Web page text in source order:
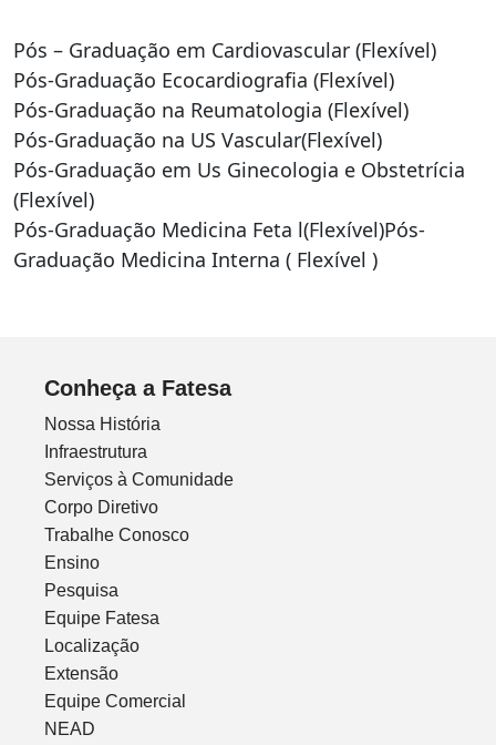
Pós – Graduação em Cardiovascular (Flexível)
Pós-Graduação Ecocardiografia (Flexível)
Pós-Graduação na Reumatologia (Flexível)
Pós-Graduação na US Vascular(Flexível)
Pós-Graduação em Us Ginecologia e Obstetrícia
(Flexível)
Pós-Graduação Medicina Feta l(Flexível)Pós-
Graduação Medicina Interna ( Flexível )
Conheça a Fatesa
Nossa História
Infraestrutura
Serviços à Comunidade
Corpo Diretivo
Trabalhe Conosco
Ensino
Pesquisa
Equipe Fatesa
Localização
Extensão
Equipe Comercial
NEAD